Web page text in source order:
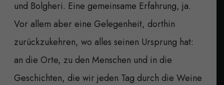
und Bolgheri. Eine gemeinsame Erfahrung, ja.
Vor allem aber eine Gelegenheit, dorthin
zurückzukehren, wo alles seinen Ursprung hat:
an die Orte, zu den Menschen und in die
Geschichten, die wir jeden Tag durch die Weine